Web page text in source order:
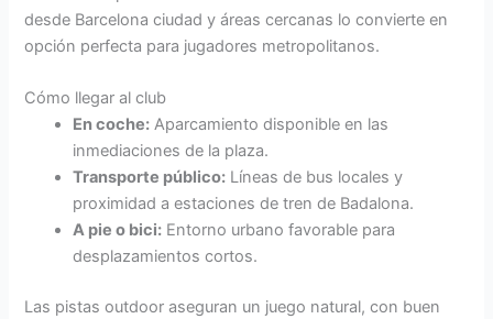
desde Barcelona ciudad y áreas cercanas lo convierte en
opción perfecta para jugadores metropolitanos.
Cómo llegar al club
En coche: Aparcamiento disponible en las
inmediaciones de la plaza.
Transporte público: Líneas de bus locales y
proximidad a estaciones de tren de Badalona.
A pie o bici: Entorno urbano favorable para
desplazamientos cortos.
Las pistas outdoor aseguran un juego natural, con buen